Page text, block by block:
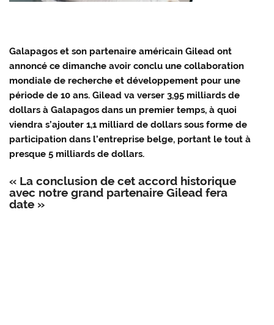
Galapagos et son partenaire américain Gilead ont
annoncé ce dimanche avoir conclu une collaboration
mondiale de recherche et développement pour une
période de 10 ans. Gilead va verser 3,95 milliards de
dollars à Galapagos dans un premier temps, à quoi
viendra s’ajouter 1,1 milliard de dollars sous forme de
participation dans l’entreprise belge, portant le tout à
presque 5 milliards de dollars.
« La conclusion de cet accord historique
avec notre grand partenaire Gilead fera
date »